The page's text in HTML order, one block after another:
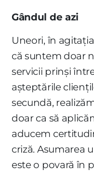
Gândul de azi
Uneori, în
că suntem doar
servicii prinși
așteptările
secundă,
doar ca să
aducem
criză. Asumarea
este o povară în